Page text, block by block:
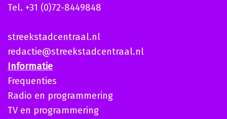
Tel. +31 (0)72-8449848
streekstadcentraal.nl
redactie@streekstadcentraal.nl
Informatie
Frequenties
Radio en programmering
TV en programmering